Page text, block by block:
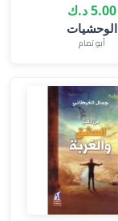
5.00 د.ك
الوحشيات
أبو تمام